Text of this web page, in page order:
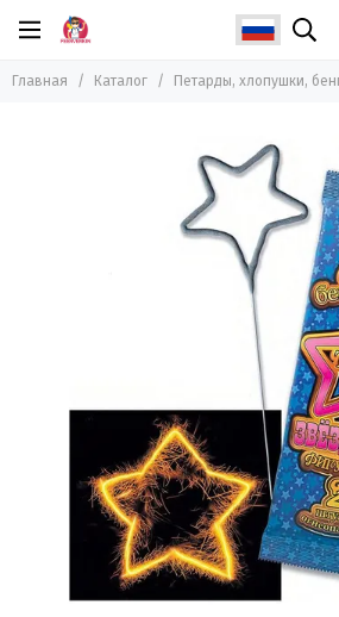
Петарды, хлопушки, бенгальские
Бенгальские огни и свечи
Хлопушки пиротехнические
Главная Каталог Петарды, хлопушки,